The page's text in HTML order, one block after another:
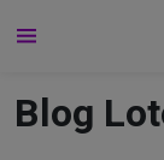
Blog